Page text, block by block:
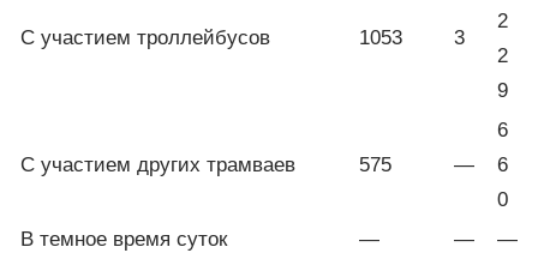
С участием троллейбусов 1053 3
2
2
9
С участием других трамваев 575 —
6
6
0
В темное время суток
— —
—